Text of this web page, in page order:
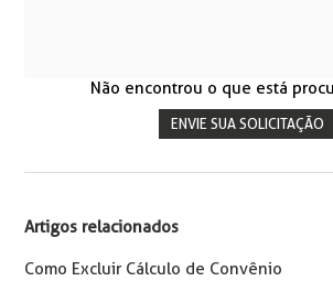
Não encontrou o que está
ENVIE SUA SOLICITAÇÃO
Artigos relacionados
Como Excluir Cálculo de Convênio